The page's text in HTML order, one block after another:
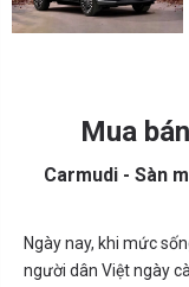
Mua
Carmudi - Sàn
Ngày nay, khi mức
người dân Việt ngày